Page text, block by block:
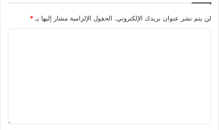
لن يتم نشر عنوان بريدك الإلكتروني. الحقول الإلزامية مشار إليها بـ *